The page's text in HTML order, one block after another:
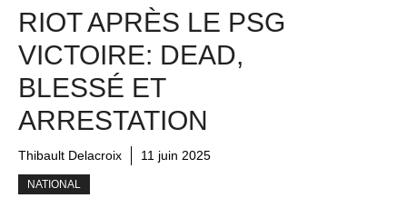
RIOT APRÈS LE PSG
VICTOIRE: DEAD,
BLESSÉ ET
ARRESTATION
Thibault Delacroix 11 juin 2025
NATIONAL